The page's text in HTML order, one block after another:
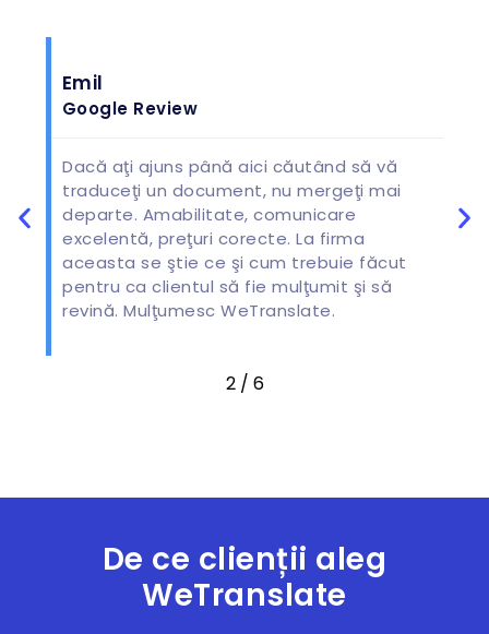
Emil
Google Review
Dacă aţi ajuns până aici căutând să vă
traduceţi un document, nu mergeţi mai
departe. Amabilitate, comunicare
excelentă, preţuri corecte. La firma
aceasta se ştie ce şi cum trebuie făcut
pentru ca clientul să fie mulţumit şi să
revină. Mulţumesc WeTranslate.
2/ 6
De ce clienții aleg
WeTranslate